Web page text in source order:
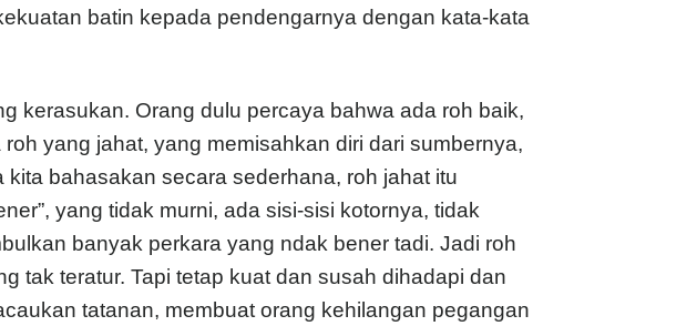
batin kepada pendengarnya dengan kata-kata
kerasukan. Orang dulu percaya bahwa ada roh baik,
yang jahat, yang memisahkan diri dari sumbernya,
bahasakan secara sederhana, roh jahat itu
yang tidak murni, ada sisi-sisi kotornya, tidak
banyak perkara yang ndak bener tadi. Jadi roh
tak teratur. Tapi tetap kuat dan susah dihadapi dan
tatanan, membuat orang kehilangan pegangan